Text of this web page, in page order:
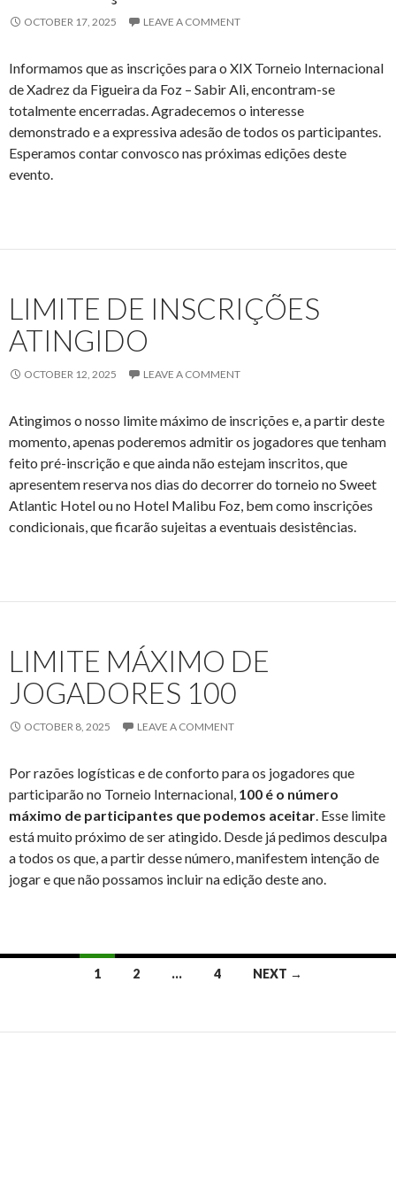
OCTOBER 17, 2025 LEAVE A COMMENT
Informamos que as inscrições para o XIX Torneio Internacional
de Xadrez da Figueira da Foz – Sabir Ali, encontram-se
totalmente encerradas. Agradecemos o interesse
demonstrado e a expressiva adesão de todos os participantes.
Esperamos contar convosco nas próximas edições deste
evento.
LIMITE DE INSCRIÇÕES
ATINGIDO
OCTOBER 12, 2025 LEAVE A COMMENT
Atingimos o nosso limite máximo de inscrições e, a partir deste
momento, apenas poderemos admitir os jogadores que tenham
feito pré-inscrição e que ainda não estejam inscritos, que
apresentem reserva nos dias do decorrer do torneio no Sweet
Atlantic Hotel ou no Hotel Malibu Foz, bem como inscrições
condicionais, que ficarão sujeitas a eventuais desistências.
LIMITE MÁXIMO DE
JOGADORES 100
OCTOBER 8, 2025 LEAVE A COMMENT
Por razões logísticas e de conforto para os jogadores que
participarão no Torneio Internacional, 100 é o número
máximo de participantes que podemos aceitar. Esse limite
está muito próximo de ser atingido. Desde já pedimos desculpa
a todos os que, a partir desse número, manifestem intenção de
jogar e que não possamos incluir na edição deste ano.
1 2 … 4 NEXT →